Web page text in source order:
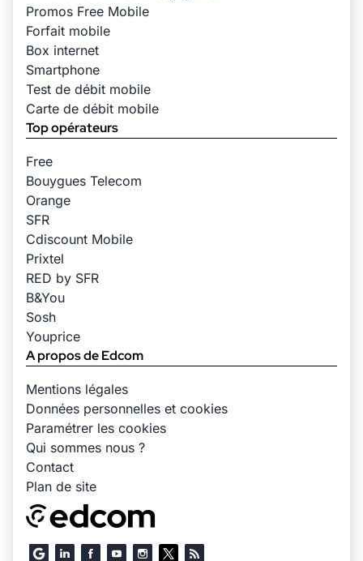
Promos Free Mobile
Forfait mobile
Box internet
Smartphone
Test de débit mobile
Carte de débit mobile
Top opérateurs
Free
Bouygues Telecom
Orange
SFR
Cdiscount Mobile
Prixtel
RED by SFR
B&You
Sosh
Youprice
A propos de Edcom
Mentions légales
Données personnelles et cookies
Paramétrer les cookies
Qui sommes nous ?
Contact
Plan de site